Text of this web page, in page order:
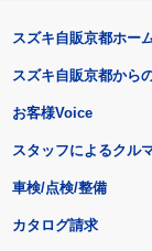
スズキ自販京都ホー
スズキ自販京都から
お客様Voice
スタッフによるクル
車検/点検/整備
カタログ請求